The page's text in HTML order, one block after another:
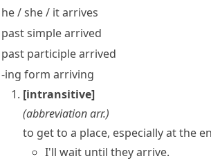
he / she / itarrives
past simplearrived
past participlearrived
-ing form arriving
[intransitive]
(abbreviationarr.)
to get to a place, especially at the
I'll wait until they arrive.